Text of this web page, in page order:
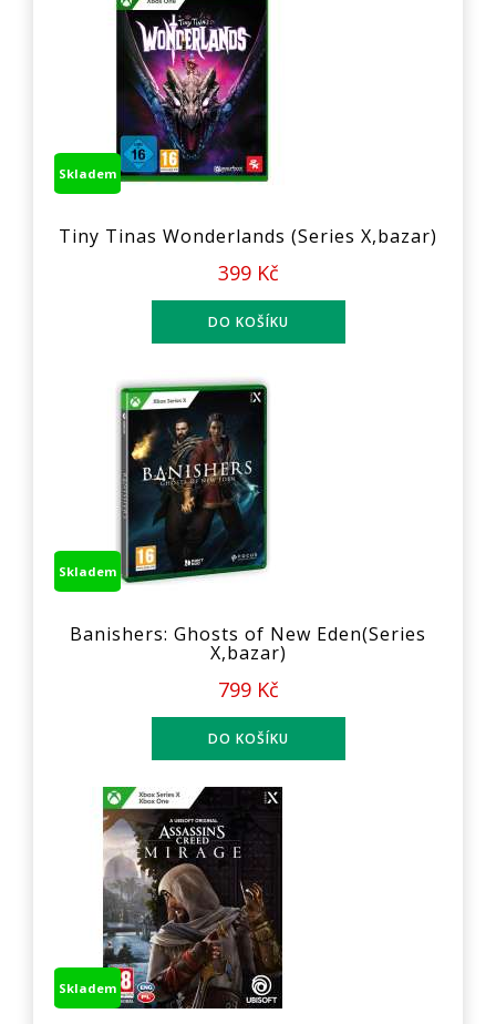
Skladem
Tiny Tinas Wonderlands (Series X,bazar)
399 Kč
Skladem
Banishers: Ghosts of New Eden(Series
X,bazar)
799 Kč
Skladem